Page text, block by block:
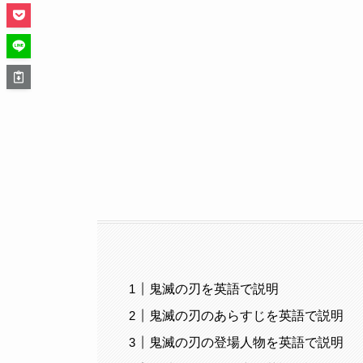
鬼滅の刃を英語で説明
鬼滅の刃のあらすじを英語で説明
鬼滅の刃の登場人物を英語で説明